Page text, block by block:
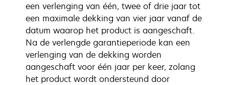
een verlenging van één, twee of drie jaar tot
een maximale dekking van vier jaar vanaf de
datum waarop het product is aangeschaft.
Na de verlengde garantieperiode kan een
verlenging van de dekking worden
aangeschaft voor één jaar per keer, zolang
het product wordt ondersteund door